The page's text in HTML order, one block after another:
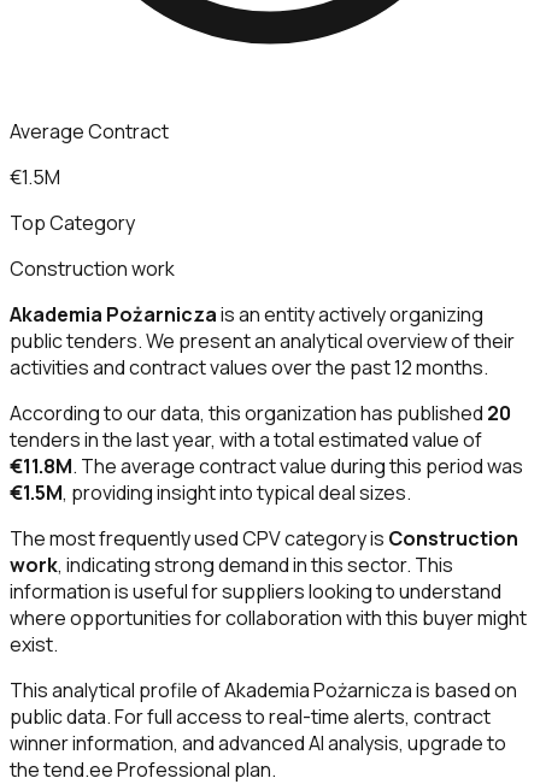
Average Contract
€1.5M
Top Category
Construction work
Akademia Pożarniczais an entity actively organizing
public tenders. We present an analytical overview of their
activities and contract values over the past 12 months.
According to our data, this organization has published 20
tenders in the last year, with a total estimated value of
€11.8M. The average contract value during this period was
€1.5M, providing insight into typical deal sizes.
The most frequently used CPV category is Construction
work, indicating strong demand in this sector. This
information is useful for suppliers looking to understand
where opportunities for collaboration with this buyer might
exist.
This analytical profile of Akademia Pożarnicza is based on
public data. For full access to real-time alerts, contract
winner information, and advanced AI analysis, upgrade to
the tend.ee Professional plan.